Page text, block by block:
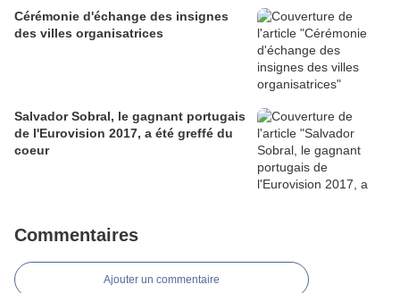
Cérémonie d'échange des insignes
des villes organisatrices
Salvador Sobral, le gagnant portugais
de l'Eurovision 2017, a été greffé du
coeur
Commentaires
Ajouter un commentaire